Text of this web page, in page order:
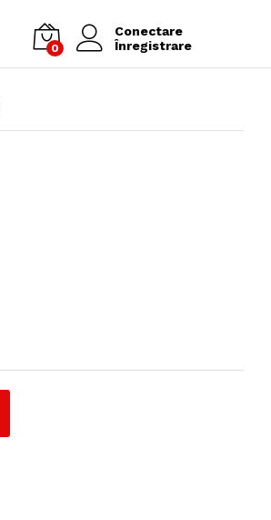
0
Conectare
Înregistrare